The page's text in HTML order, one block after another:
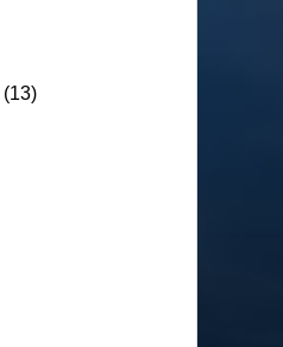
(13)